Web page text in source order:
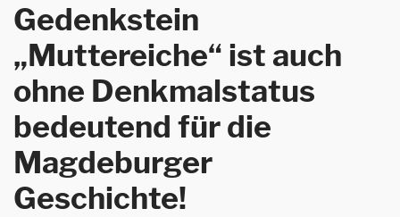
Gedenkstein
„Muttereiche“ ist auch
ohne Denkmalstatus
bedeutend für die
Magdeburger
Geschichte!